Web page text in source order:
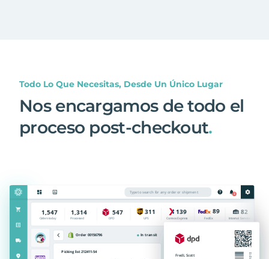
Todo Lo Que Necesitas, Desde Un Único Lugar
Nos encargamos de todo el
proceso post-checkout.